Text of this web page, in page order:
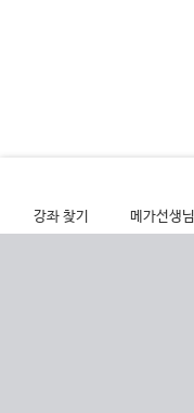
강좌 찾기 메가선생님